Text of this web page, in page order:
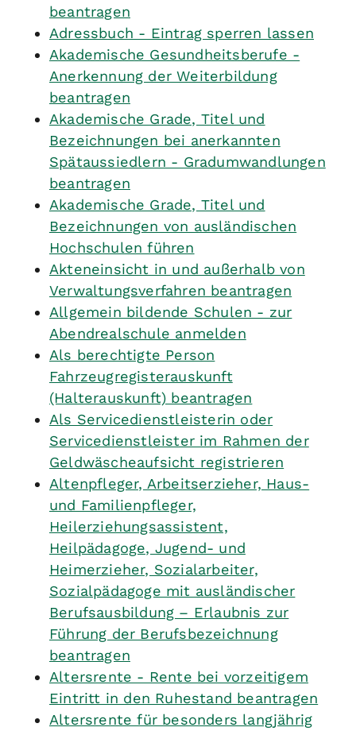
beantragen
Adressbuch - Eintrag sperren lassen
Akademische Gesundheitsberufe -
Anerkennung der Weiterbildung
beantragen
Akademische Grade, Titel und
Bezeichnungen bei anerkannten
Spätaussiedlern - Gradumwandlungen
beantragen
Akademische Grade, Titel und
Bezeichnungen von ausländischen
Hochschulen führen
Akteneinsicht in und außerhalb von
Verwaltungsverfahren beantragen
Allgemein bildende Schulen - zur
Abendrealschule anmelden
Als berechtigte Person
Fahrzeugregisterauskunft
(Halterauskunft) beantragen
Als Servicedienstleisterin oder
Servicedienstleister im Rahmen der
Geldwäscheaufsicht registrieren
Altenpfleger, Arbeitserzieher, Haus-
und Familienpfleger,
Heilerziehungsassistent,
Heilpädagoge, Jugend- und
Heimerzieher, Sozialarbeiter,
Sozialpädagoge mit ausländischer
Berufsausbildung – Erlaubnis zur
Führung der Berufsbezeichnung
beantragen
Altersrente - Rente bei vorzeitigem
Eintritt in den Ruhestand beantragen
Altersrente für besonders langjährig